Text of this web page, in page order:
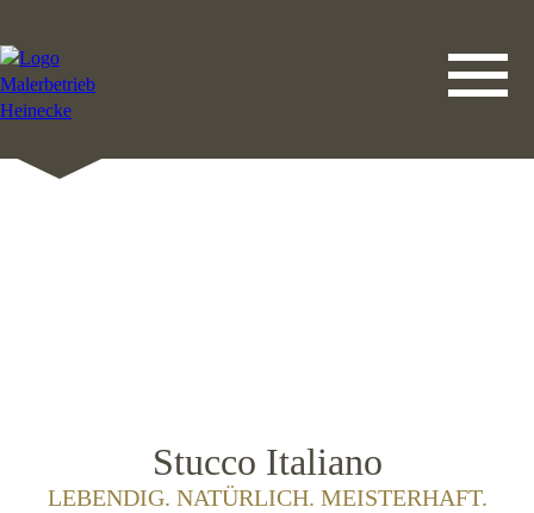
Stucco Italiano
LEBENDIG. NATÜRLICH. MEISTERHAFT.